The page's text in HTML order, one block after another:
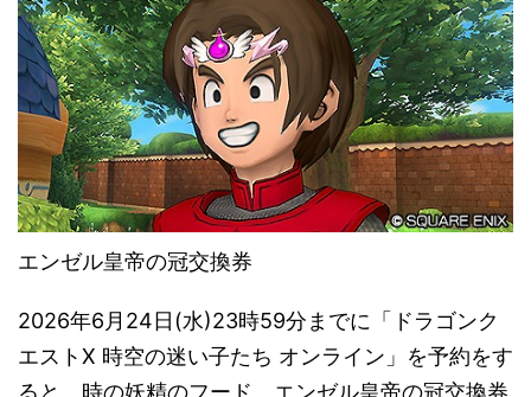
エンゼル皇帝の冠交換券
2026年6月24日(水)23時59分までに「ドラゴンク
エストX 時空の迷い子たち オンライン」を予約をす
ると、時の妖精のフード、エンゼル皇帝の冠交換券